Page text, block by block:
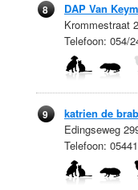
8
DAP Van
Krommestraat
Telefoon: 054/
9
katrien de
Edingseweg
Telefoon: